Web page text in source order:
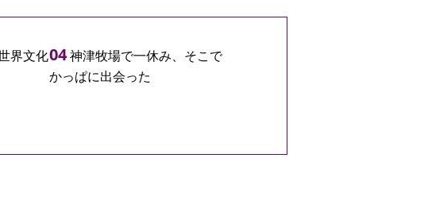
界文化
神津牧場で一休み、そこで
かっぱに出会った